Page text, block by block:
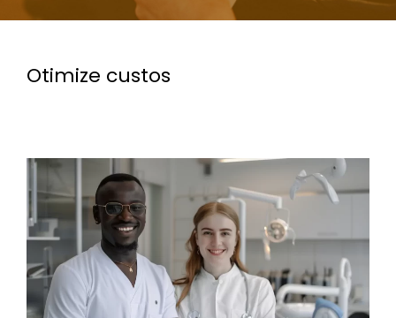
Otimize custos